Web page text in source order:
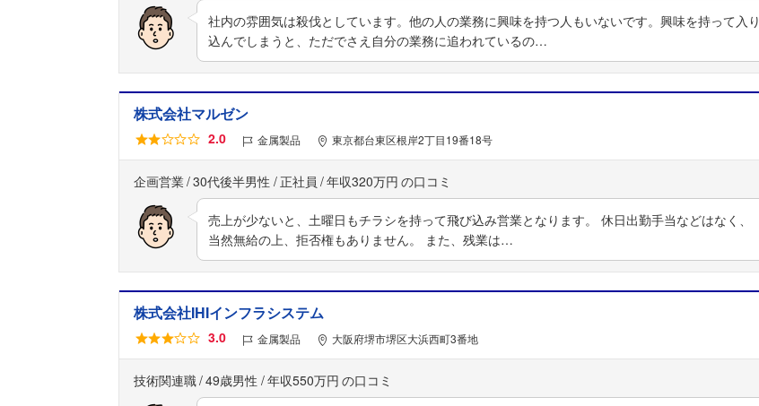
社内の雰囲気は殺伐としています。他の人の業務に興味を持つ人もいないです。興味を持って入り
込んでしまうと、ただでさえ自分の業務に追われているの…
株式会社マルゼン
2.0 金属製品 東京都台東区根岸2丁目19番18号
企画営業 30代後半男性 正社員 年収320万円
売上が少ないと、土曜日もチラシを持って飛び込み営業となります。 休日出勤手当などはなく、
当然無給の上、拒否権もありません。 また、残業は…
株式会社IHIインフラシステム
3.0 金属製品 大阪府堺市堺区大浜西町3番地
技術関連職 49歳男性 年収550万円